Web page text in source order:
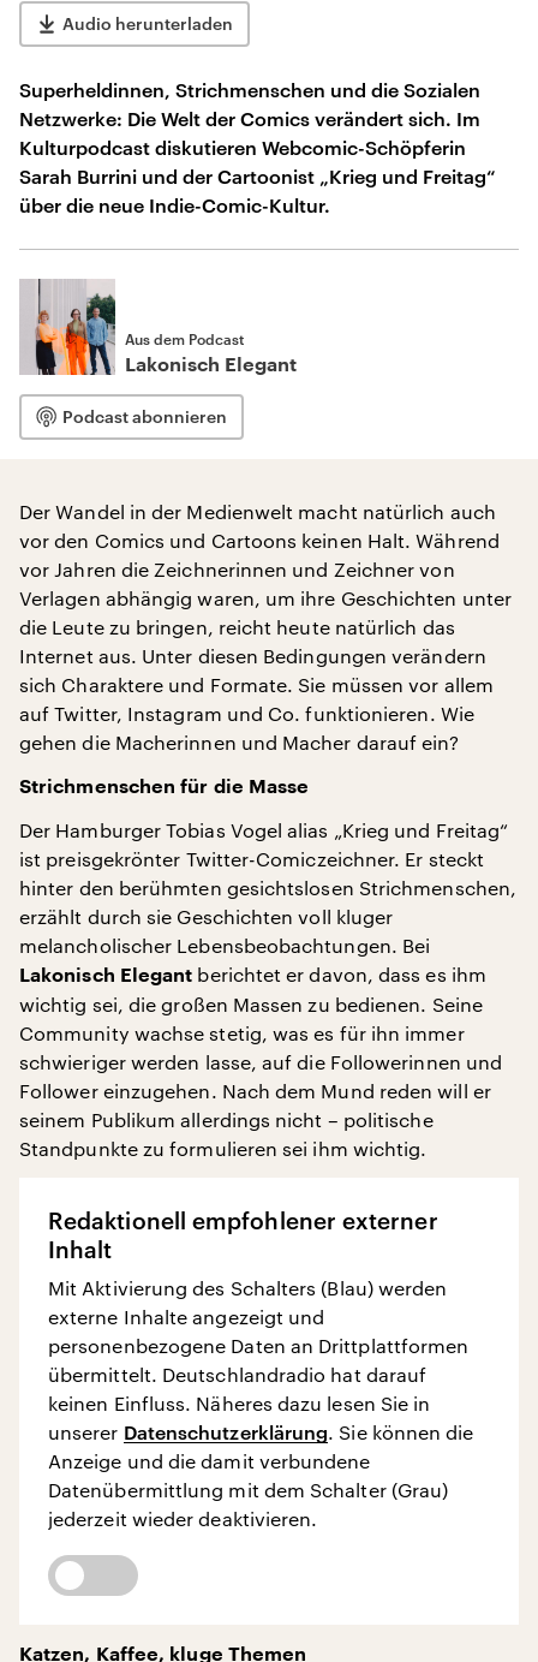
Audio herunterladen
Superheldinnen, Strichmenschen und die Sozialen
Netzwerke: Die Welt der Comics verändert sich. Im
Kulturpodcast diskutieren Webcomic-Schöpferin
Sarah Burrini und der Cartoonist „Krieg und Freitag“
über die neue Indie-Comic-Kultur.
Aus dem Podcast
Lakonisch Elegant
Podcast abonnieren
Der Wandel in der Medienwelt macht natürlich auch
vor den Comics und Cartoons keinen Halt. Während
vor Jahren die Zeichnerinnen und Zeichner von
Verlagen abhängig waren, um ihre Geschichten unter
die Leute zu bringen, reicht heute natürlich das
Internet aus. Unter diesen Bedingungen verändern
sich Charaktere und Formate. Sie müssen vor allem
auf Twitter, Instagram und Co. funktionieren. Wie
gehen die Macherinnen und Macher darauf ein?
Strichmenschen für die Masse
Der Hamburger Tobias Vogel alias „Krieg und Freitag“
ist preisgekrönter Twitter-Comiczeichner. Er steckt
hinter den berühmten gesichtslosen Strichmenschen,
erzählt durch sie Geschichten voll kluger
melancholischer Lebensbeobachtungen. Bei
Lakonisch Elegant berichtet er davon, dass es ihm
wichtig sei, die großen Massen zu bedienen. Seine
Community wachse stetig, was es für ihn immer
schwieriger werden lasse, auf die Followerinnen und
Follower einzugehen. Nach dem Mund reden will er
seinem Publikum allerdings nicht – politische
Standpunkte zu formulieren sei ihm wichtig.
Redaktionell empfohlener externer
Inhalt
Mit Aktivierung des Schalters (Blau) werden
externe Inhalte angezeigt und
personenbezogene Daten an Drittplattformen
übermittelt. Deutschlandradio hat darauf
keinen Einfluss. Näheres dazu lesen Sie in
unserer Datenschutzerklärung. Sie können die
Anzeige und die damit verbundene
Datenübermittlung mit dem Schalter (Grau)
jederzeit wieder deaktivieren.
Katzen, Kaffee, kluge Themen